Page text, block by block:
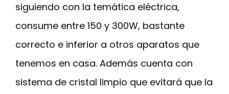
siguiendo con la temática eléctrica,
consume entre 150 y 300W, bastante
correcto e inferior a otros aparatos que
tenemos en casa. Además cuenta con
sistema de cristal limpio que evitará que la